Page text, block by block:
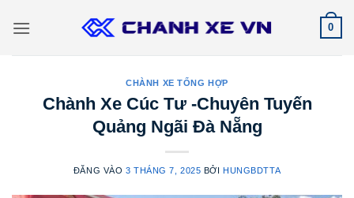
qua
0
CHÀNH XE TỔNG HỢP
Chành Xe Cúc Tư -Chuyên Tuyến
Quảng Ngãi Đà Nẵng
ĐĂNG VÀO 3 THÁNG 7, 2025 BỞIHUNGBDTTA